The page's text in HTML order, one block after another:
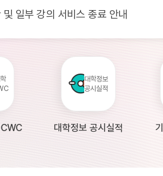
일부 강의 서비스 종료 안내
시 대학의 원격강좌 현황 조사 안내(
대학정보
공시실적
대학정보 공시실적